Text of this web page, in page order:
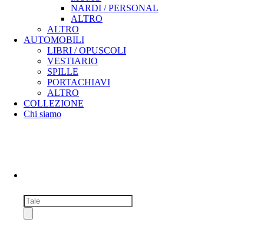
NARDI / PERSONAL
ALTRO
ALTRO
AUTOMOBILI
LIBRI / OPUSCOLI
VESTIARIO
SPILLE
PORTACHIAVI
ALTRO
COLLEZIONE
Chi siamo
Ricerca
prodotti